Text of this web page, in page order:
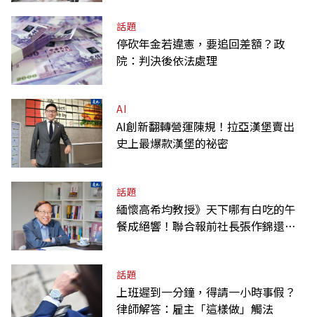
話題
停砍年金若違憲，要追回差額？政
院：判決後依法處理
AI
AI創新翻轉營運陳規！拉亞漢堡賣出
史上最爆款漢堡的祕密
話題
緬懷高希均教授》天下哪有白吃的午
餐成絕響！聯合報前社長張作錦還原
話題
上班遲到一分鐘，得請一小時事假？
律師解答：雇主「這樣做」觸法